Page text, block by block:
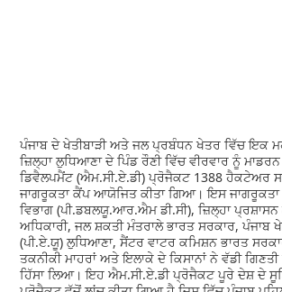
ਪੰਜਾਬ ਦੇ ਖੇਤੀਬਾੜੀ ਅਤੇ ਜਲ ਪ੍ਰਬੰਧਨ ਖੇਤਰ ਵਿੱਚ ਇਕ
ਜ਼ਿਲ੍ਹਾ ਲੁਧਿਆਣਾ ਦੇ ਪਿੰਡ ਰੌਣੀ ਵਿੱਚ ਵੀਰਵਾਰ ਨੂੰ
ਡਿਵੈਲਪਮੈਂਟ (ਐਮ.ਸੀ.ਏ.ਡੀ) ਪ੍ਰੋਜੈਕਟ 1388 ਹੈਕਟੇਅਰ
ਜਾਗਰੂਕਤਾ ਕੈਂਪ ਆਯੋਜਿਤ ਕੀਤਾ ਗਿਆ। ਇਸ
ਵਿਭਾਗ (ਪੀ.ਡਬਲਯੂ.ਆਰ.ਐਮ ਡੀ.ਸੀ), ਜ਼ਿਲ੍ਹਾ
ਅਧਿਕਾਰੀ, ਜਲ ਸ਼ਕਤੀ ਮੰਤਰਾਲੇ ਭਾਰਤ ਸਰਕਾਰ, ਪੰਜਾਬ
(ਪੀ.ਏ.ਯੂ) ਲੁਧਿਆਣਾ, ਸੈਂਟਰ ਵਾਟਰ ਕਮਿਸ਼ਨ ਭਾਰਤ
ਤਕਨੀਕੀ ਮਾਹਰਾਂ ਅਤੇ ਇਲਾਕੇ ਦੇ ਕਿਸਾਨਾਂ ਨੇ ਵੱਡੀ
ਹਿੱਸਾ ਲਿਆ। ਇਹ ਐਮ.ਸੀ.ਏ.ਡੀ ਪ੍ਰੋਜੈਕਟ ਪੂਰੇ ਦੇਸ਼ ਦੇ